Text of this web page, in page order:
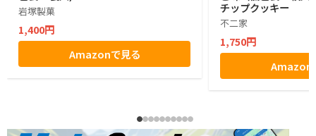
岩塚製菓
1,400円
Amazonで見る
チップクッキー
不二家
1,750円
Amazon